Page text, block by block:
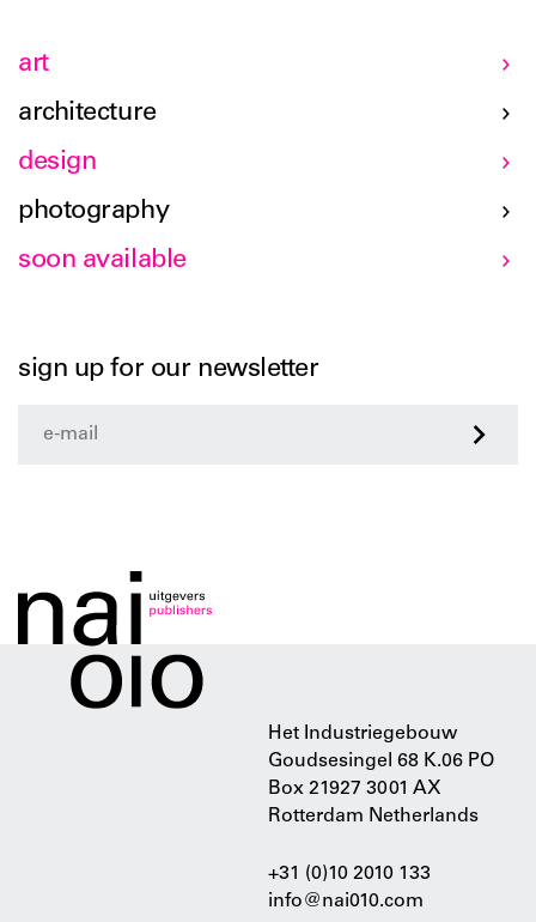
art
architecture
design
photography
soon available
sign up for our newsletter
Het Industriegebouw
Goudsesingel 68 K.06 PO
Box 21927 3001 AX
Rotterdam Netherlands
+31 (0)10 2010 133
info@nai010.com